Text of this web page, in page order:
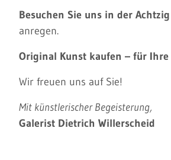
Besuchen Sie uns in der
anregen.
Original Kunst kaufen – für
Wir freuen uns auf Sie!
Mit künstlerischer Begeisterung,
Galerist Dietrich Willerscheid